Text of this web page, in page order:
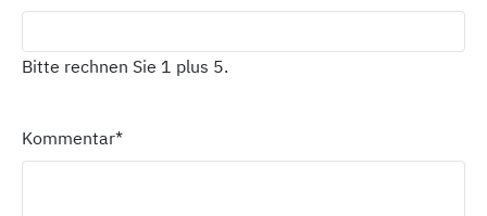
Bitte rechnen Sie 1 plus 5.
Kommentar*